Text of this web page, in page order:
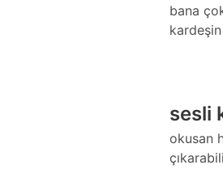
bana
sesli
okusan